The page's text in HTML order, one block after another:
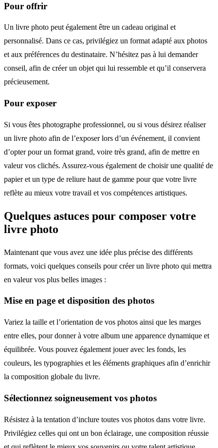
Pour offrir
Un livre photo peut également être un cadeau original et
personnalisé. Dans ce cas, privilégiez un format adapté aux photos
et aux préférences du destinataire. N’hésitez pas à lui demander
conseil, afin de créer un objet qui lui ressemble et qu’il conservera
précieusement.
Pour exposer
Si vous êtes photographe professionnel, ou si vous désirez réaliser
un livre photo afin de l’exposer lors d’un événement, il convient
d’opter pour un format grand, voire très grand, afin de mettre en
valeur vos clichés. Assurez-vous également de choisir une qualité de
papier et un type de reliure haut de gamme pour que votre livre
reflète au mieux votre travail et vos compétences artistiques.
Quelques astuces pour composer votre
livre photo
Maintenant que vous avez une idée plus précise des différents
formats, voici quelques conseils pour créer un livre photo qui mettra
en valeur vos plus belles images :
Mise en page et disposition des photos
Variez la taille et l’orientation de vos photos ainsi que les marges
entre elles, pour donner à votre album une apparence dynamique et
équilibrée. Vous pouvez également jouer avec les fonds, les
couleurs, les typographies et les éléments graphiques afin d’enrichir
la composition globale du livre.
Sélectionnez soigneusement vos photos
Résistez à la tentation d’inclure toutes vos photos dans votre livre.
Privilégiez celles qui ont un bon éclairage, une composition réussie